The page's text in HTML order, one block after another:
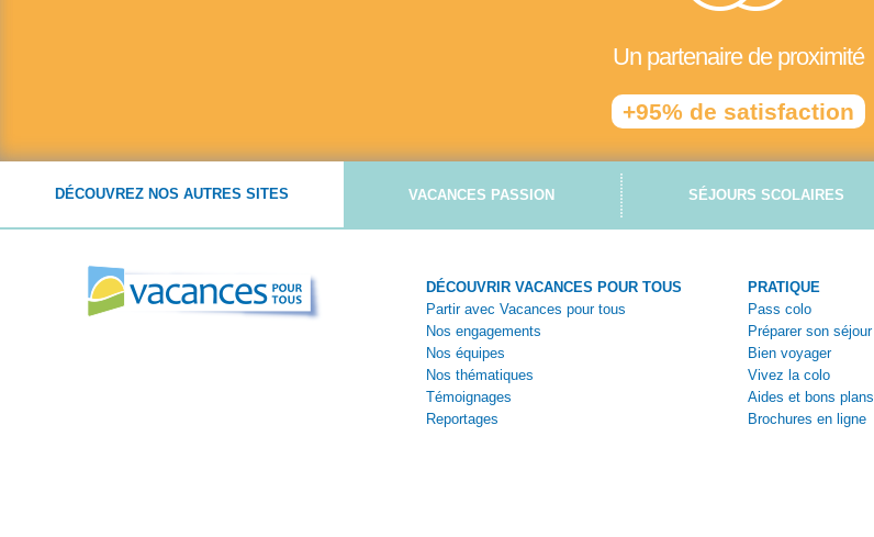
Un partenaire de proximité
+95% de satisfaction
DÉCOUVREZ NOS AUTRES SITES VACANCES PASSION SÉJOURS SCOLAIRES
DÉCOUVRIR VACANCES POUR TOUS
Partir avec Vacances pour tous
Nos engagements
Nos équipes
Nos thématiques
Témoignages
Reportages
PRATIQUE
Pass colo
Préparer son séjour
Bien voyager
Vivez la colo
Aides et bons plans
Brochures en ligne